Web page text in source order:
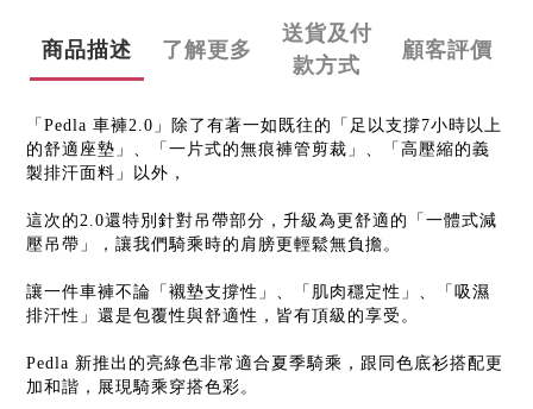
商品描述 了解更多
送貨及付
款方式
顧客評價
「Pedla 車褲2.0」
除了有著一如既往的「足以支撐7小時以上
的舒適座墊」、「一片式的無痕褲管剪裁」、「高壓縮的義
製排汗面料」以外，
這次的2.0還特別針對吊帶部分，升級為更舒適的「一體式減
壓吊帶」，讓我們騎乘時的肩膀更輕鬆無負擔。
讓一件車褲不論「襯墊支撐性」、「肌肉穩定性」、「吸濕
排汗性」還是包覆性與舒適性，皆有頂級的享受。
Pedla 新推出的亮綠色非常適合夏季騎乘，跟同色底衫搭配更
加和諧，展現騎乘穿搭色彩。